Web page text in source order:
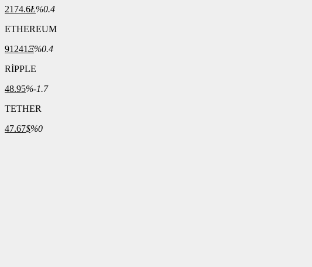
2174.6Ł%0.4
ETHEREUM
91241Ξ%0.4
RİPPLE
48.95%-1.7
TETHER
47.67$%0